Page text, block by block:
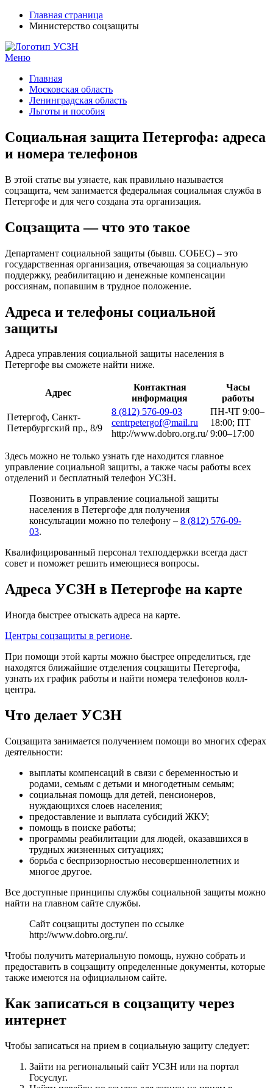
Главная страница
Министерство соцзащиты
Меню
Главная
Московская область
Ленинградская область
Льготы и пособия
Социальная защита Петергофа: адреса
и номера телефонов
В этой статье вы узнаете, как правильно называется
соцзащита, чем занимается федеральная социальная служба в
Петергофе и для чего создана эта организация.
Соцзащита — что это такое
Департамент социальной защиты (бывш. СОБЕС) – это
государственная организация, отвечающая за социальную
поддержку, реабилитацию и денежные компенсации
россиянам, попавшим в трудное положение.
Адреса и телефоны социальной
защиты
Адреса управления социальной защиты населения в
Петергофе вы cможете найти ниже.
Адрес
Контактная
информация
Часы
работы
Петергоф, Санкт-
Петербургский пр., 8/9
8 (812) 576-09-03
centrpetergof@mail.ru
http://www.dobro.org.ru/
ПН-ЧТ 9:00–
18:00; ПТ
9:00–17:00
Здесь можно не только узнать где находится главное
управление социальной защиты, а также часы работы всех
отделений и бесплатный телефон УСЗН.
Позвонить в управление социальной защиты
населения в Петергофе для получения
консультации можно по телефону – 8 (812) 576-09-
03.
Квалифицированный персонал техподдержки всегда даст
совет и поможет решить имеющиеся вопросы.
Адреса УСЗН в Петергофе на карте
Иногда быстрее отыскать адреса на карте.
Центры соцзащиты в регионе.
При помощи этой карты можно быстрее определиться, где
находятся ближайшие отделения соцзащиты Петергофа,
узнать их график работы и найти номера телефонов колл-
центра.
Что делает УСЗН
Соцзащита занимается получением помощи во многих сферах
деятельности:
выплаты компенсаций в связи с беременностью и
родами, семьям с детьми и многодетным семьям;
социальная помощь для детей, пенсионеров,
нуждающихся слоев населения;
предоставление и выплата субсидий ЖКУ;
помощь в поиске работы;
программы реабилитации для людей, оказавшихся в
трудных жизненных ситуациях;
борьба с беспризорностью несовершеннолетних и
многое другое.
Все доступные принципы службы социальной защиты можно
найти на главном сайте службы.
Сайт соцзащиты доступен по ссылке
http://www.dobro.org.ru/.
Чтобы получить материальную помощь, нужно собрать и
предоставить в соцзащиту определенные документы, которые
также имеются на официальном сайте.
Как записаться в соцзащиту через
интернет
Чтобы записаться на прием в социальную защиту следует:
Зайти на региональный сайт УСЗН или на портал
Госуслуг.